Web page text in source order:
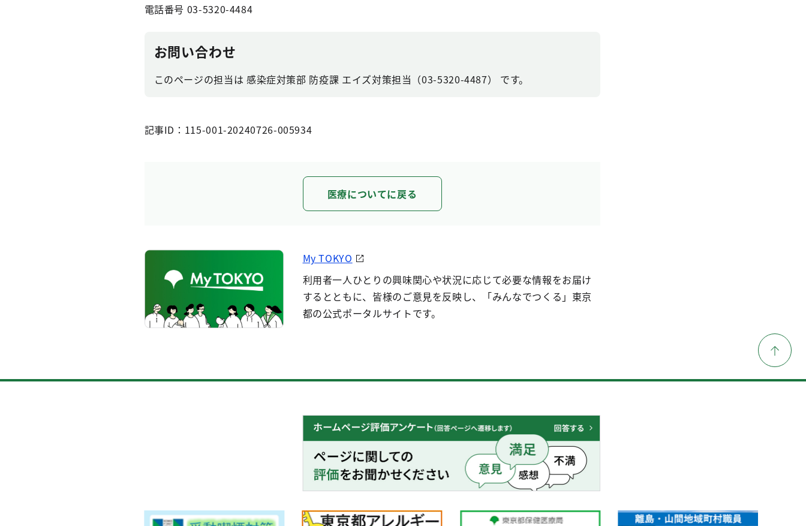
電話番号 03-5320-4484
お問い合わせ
このページの担当は 感染症対策部 防疫課 エイズ対策担当（03-5320-4487） です。
記事ID：115-001-20240726-005934
医療についてに戻る
My TOKYO
利用者一人ひとりの興味関心や状況に応じて必要な情報をお届け
するとともに、皆様のご意見を反映し、「みんなでつくる」東京
都の公式ポータルサイトです。